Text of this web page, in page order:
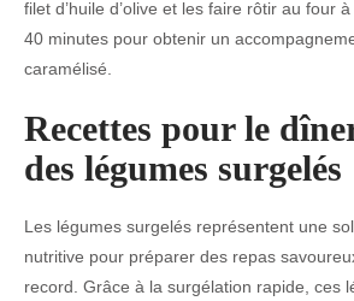
filet d’huile d’olive et les faire rôtir au four
40 minutes pour obtenir un
caramélisé.
Recettes pour le
des légumes surgelés
Les légumes surgelés représentent une
nutritive pour préparer des repas
record. Grâce à la surgélation rapide, ces